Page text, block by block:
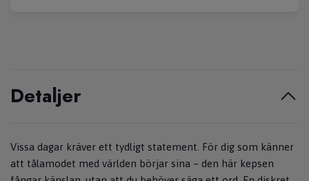
Detaljer
Vissa dagar kräver ett tydligt statement. För dig som känner
att tålamodet med världen börjar sina – den här kepsen